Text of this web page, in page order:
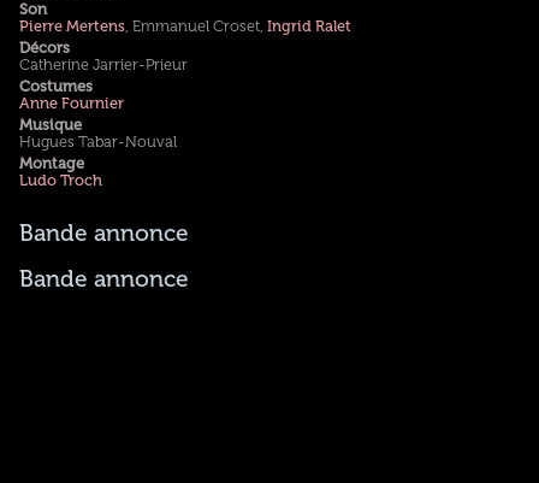
Son
Pierre Mertens, Emmanuel Croset, Ingrid Ralet
Décors
Catherine Jarrier-Prieur
Costumes
Anne Fournier
Musique
Hugues Tabar-Nouval
Montage
Ludo Troch
Bande annonce
Bande annonce